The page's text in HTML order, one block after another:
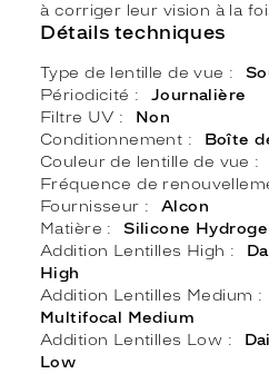
à corriger leur vision à la
Détails techniques
Type de lentille de vue
Périodicité
Journalière
Filtre UV
Non
Conditionnement
Boîte
Couleur de lentille de vue
Fréquence de
Fournisseur
Alcon
Matière
Silicone
Addition Lentilles High
High
Addition Lentilles Medium
Multifocal Medium
Addition Lentilles Low
Low